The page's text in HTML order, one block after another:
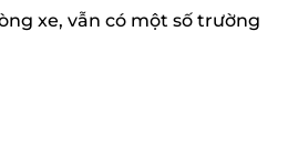
xe, vẫn có một số trường